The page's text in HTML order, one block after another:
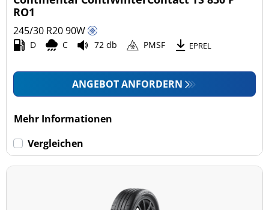
RO1
245/30 R2090W
D C 72 db PMSF EPREL
ANGEBOT ANFORDERN
Mehr Informationen
Vergleichen